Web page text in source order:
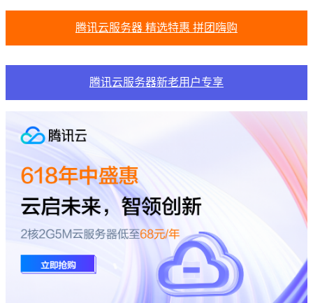
腾讯云服务器 精选特惠 拼团嗨购
腾讯云服务器新老用户专享